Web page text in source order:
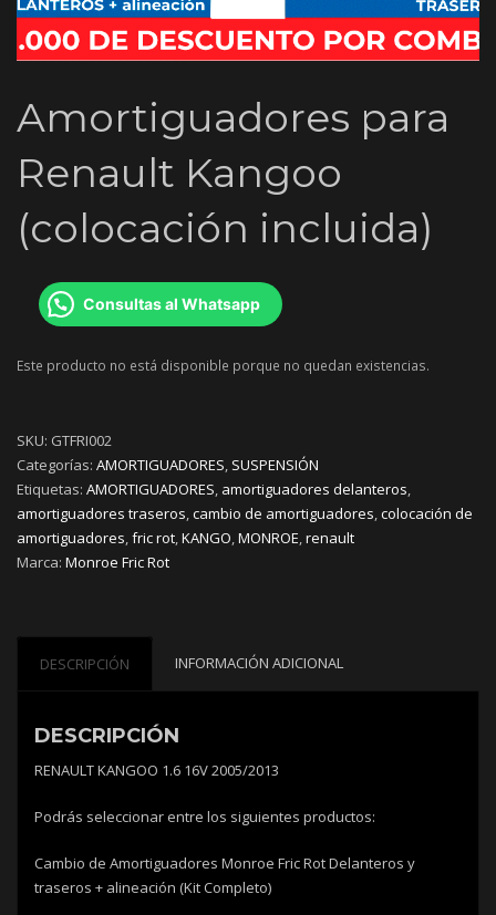
Amortiguadores para
Renault Kangoo
(colocación incluida)
Consultas al Whatsapp
Este producto no está disponible porque no quedan existencias.
SKU: GTFRI002
Categorías: AMORTIGUADORES, SUSPENSIÓN
Etiquetas: AMORTIGUADORES, amortiguadores delanteros,
amortiguadores traseros,cambio de amortiguadores,colocación de
amortiguadores,fric rot,KANGO,MONROE,renault
Marca: Monroe Fric Rot
DESCRIPCIÓN INFORMACIÓN ADICIONAL
DESCRIPCIÓN
RENAULT KANGOO 1.6 16V 2005/2013
Podrás seleccionar entre los siguientes productos:
Cambio de Amortiguadores Monroe Fric Rot Delanteros y
traseros + alineación (Kit Completo)